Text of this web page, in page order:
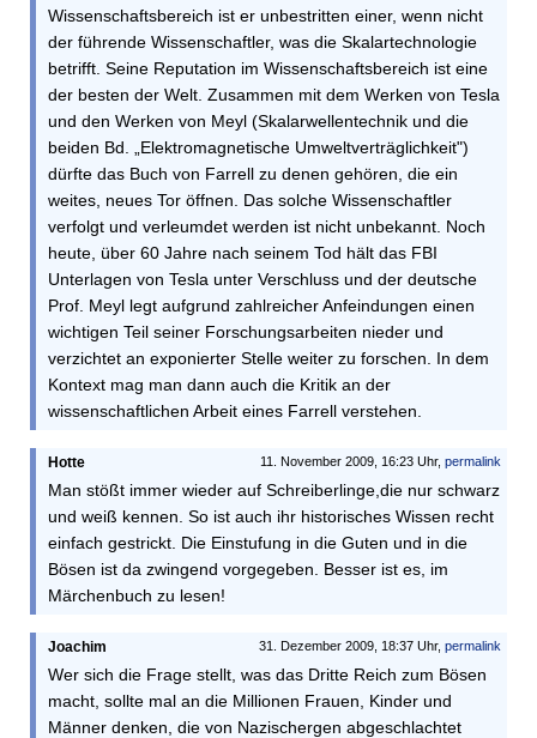
Wissenschaftsbereich ist er unbestritten einer, wenn nicht
der führende Wissenschaftler, was die Skalartechnologie
betrifft. Seine Reputation im Wissenschaftsbereich ist eine
der besten der Welt. Zusammen mit dem Werken von Tesla
und den Werken von Meyl (Skalarwellentechnik und die
beiden Bd. „Elektromagnetische Umweltverträglichkeit")
dürfte das Buch von Farrell zu denen gehören, die ein
weites, neues Tor öffnen. Das solche Wissenschaftler
verfolgt und verleumdet werden ist nicht unbekannt. Noch
heute, über 60 Jahre nach seinem Tod hält das FBI
Unterlagen von Tesla unter Verschluss und der deutsche
Prof. Meyl legt aufgrund zahlreicher Anfeindungen einen
wichtigen Teil seiner Forschungsarbeiten nieder und
verzichtet an exponierter Stelle weiter zu forschen. In dem
Kontext mag man dann auch die Kritik an der
wissenschaftlichen Arbeit eines Farrell verstehen.
11. November 2009, 16:23 Uhr, permalink
Hotte
Man stößt immer wieder auf Schreiberlinge,die nur schwarz
und weiß kennen. So ist auch ihr historisches Wissen recht
einfach gestrickt. Die Einstufung in die Guten und in die
Bösen ist da zwingend vorgegeben. Besser ist es, im
Märchenbuch zu lesen!
31. Dezember 2009, 18:37 Uhr, permalink
Joachim
Wer sich die Frage stellt, was das Dritte Reich zum Bösen
macht, sollte mal an die Millionen Frauen, Kinder und
Männer denken, die von Nazischergen abgeschlachtet